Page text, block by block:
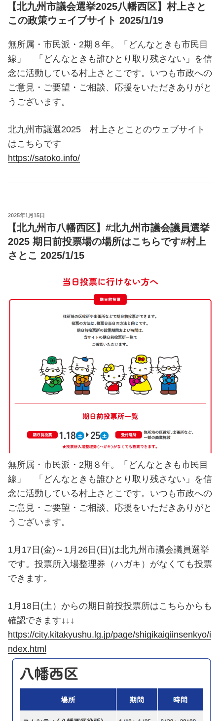
ON【北九州市議会選挙2025八幡西区】村上さと
この政策ウェイブサイト 2025/1/19
無所属・市民派・2期８年。「どんなときも市民目
線」 「どんなときも誰ひとり取り残さない」を信
念に活動している村上さとこです。いつも市政への
ご意見・ご要望・ご相談、応援をいただきありがと
うございます。
北九州市議選2025 村上さとことのウェブサイト
はこちらです
https://satoko.info/
POSTED
ON
2025年1月15日
【北九州市八幡西区】#北九州市議会議員選挙
2025 期日前投票場の場所はこちらです#村上
さとこ 2025/1/15
無所属・市民派・2期８年。「どんなときも市民目
線」 「どんなときも誰ひとり取り残さない」を信
念に活動している村上さとこです。いつも市政への
ご意見・ご要望・ご相談、応援をいただきありがと
うございます。
1月17日(金)～1月26日(日)は北九州市議会議員選挙
です。投票所入場整理券（ハガキ）がなくても投票
できます。
1月18日(土）からの期日前投投票所はこちらからも
確認できます↓↓↓
https://city.kitakyushu.lg.jp/page/shigikaigiinsenkyo/i
ndex.html